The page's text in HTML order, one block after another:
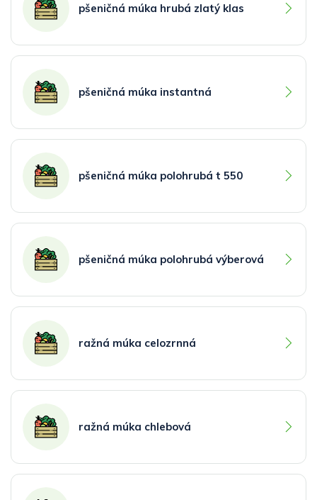
pšeničná múka hrubá zlatý klas
pšeničná múka instantná
pšeničná múka polohrubá t 550
pšeničná múka polohrubá výberová
ražná múka celozrnná
ražná múka chlebová